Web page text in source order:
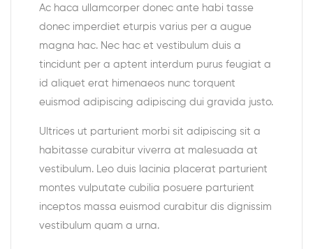
Ac haca ullamcorper donec ante habi tasse
donec imperdiet eturpis varius per a augue
magna hac. Nec hac et vestibulum duis a
tincidunt per a aptent interdum purus feugiat a
id aliquet erat himenaeos nunc torquent
euismod adipiscing adipiscing dui gravida justo.
Ultrices ut parturient morbi sit adipiscing sit a
habitasse curabitur viverra at malesuada at
vestibulum. Leo duis lacinia placerat parturient
montes vulputate cubilia posuere parturient
inceptos massa euismod curabitur dis dignissim
vestibulum quam a urna.